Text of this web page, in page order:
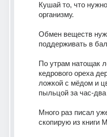
Кушай то, что
организму.
Обмен веществ
поддерживать в
По утрам натощак
кедрового ореха
ложкой с мёдом и
пыльцой за час-
Много раз писал
скопирую из книги